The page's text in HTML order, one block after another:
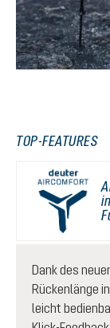
TOP-FEATURES
Dank des
Rückenlänge
leicht